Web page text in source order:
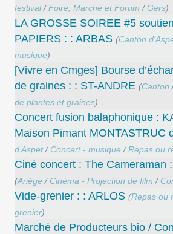
festival/Foire, Marché et Forum /Gers)
LA GROSSE SOIREE #5
PAPIERS : : ARBAS (Canton
musique)
[Vivre en Cmges] Bourse
de graines : : ST-ANDRE (Canton
de plantes et graines)
Concert ​fusion balaphonique :
Maison Pimant MONTASTRUC
d’Aspet/ Concert - musique /Repas ou
Ciné concert : The Cameraman
(Ariège / Cinéma - Projection de film /
Vide-grenier : : ARLOS (Repas ou
grenier)
Marché de Producteurs bio /